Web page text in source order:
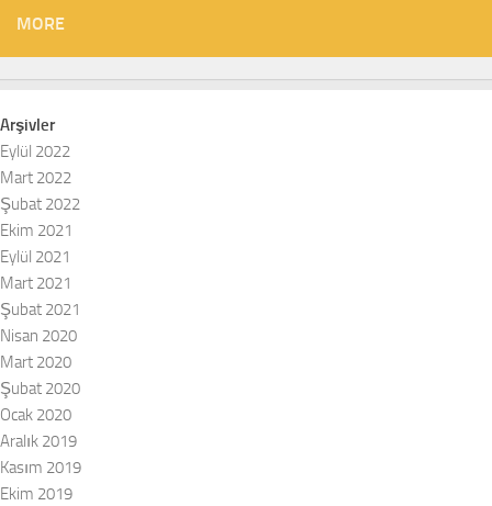
MORE
Arşivler
Eylül 2022
Mart 2022
Şubat 2022
Ekim 2021
Eylül 2021
Mart 2021
Şubat 2021
Nisan 2020
Mart 2020
Şubat 2020
Ocak 2020
Aralık 2019
Kasım 2019
Ekim 2019